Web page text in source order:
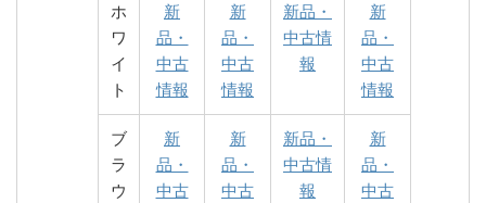
ホ
ワ
イ
ト
新
品・
中古
情報
新
品・
中古
情報
新品・
中古情
報
新
品・
中古
情報
ブ
ラ
ウ
新
品・
中古
新
品・
中古
新品・
中古情
報
新
品・
中古